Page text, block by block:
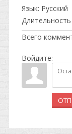
Язык: Русский
Всего
Войдите: